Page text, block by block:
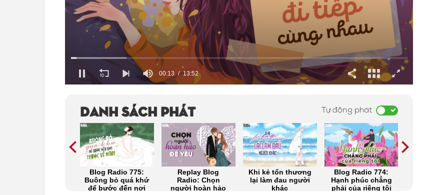
00:15 13:52
Danh sách phát Tự động phát
Replay Blog
Radio: Chọn
người hoàn hảo
Khi kẻ tổn thương
lại làm đau người
khác
Blog Radio 774:
Hạnh phúc chẳng
phải của riêng tôi
Quán quen nào
còn nhắc tên
chúng mình